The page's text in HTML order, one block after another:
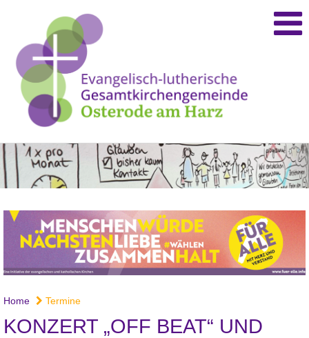
Home Termine
KONZERT „OFF BEAT“ UND